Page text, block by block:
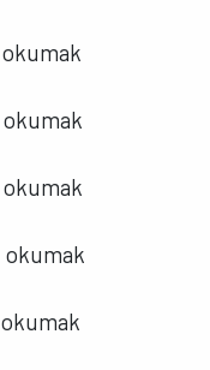
okumak
okumak
okumak
okumak
okumak